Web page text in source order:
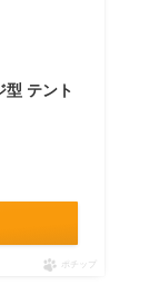
型 テント
ポチップ